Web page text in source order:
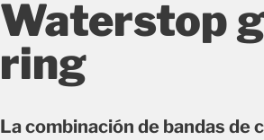
Waterstop
ring
La combinación de bandas de